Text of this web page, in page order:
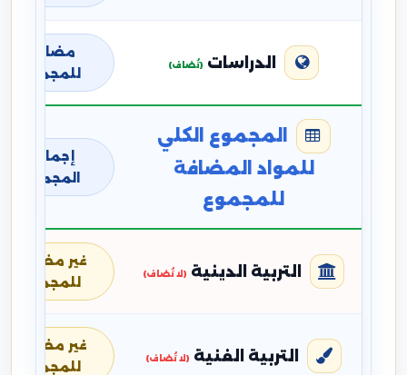
الدراسات (تُضاف)
مضافة
للمجموع
المجموع الكلي
للمواد المضافة
للمجموع
إجمالي
المجموع
التربية الدينية (لا تُضاف)
غير مضافة
للمجموع
التربية الفنية (لا تُضاف)
غير مضافة
للمجموع